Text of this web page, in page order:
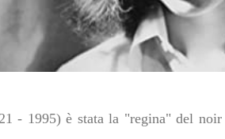
- 1995) è stata la "regina" del